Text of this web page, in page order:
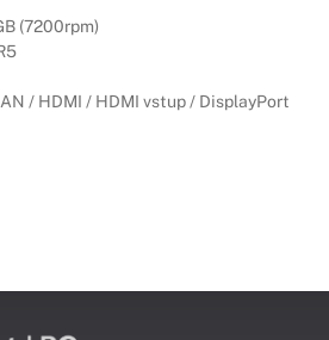
(7200rpm)
/ HDMI / HDMI vstup / DisplayPort